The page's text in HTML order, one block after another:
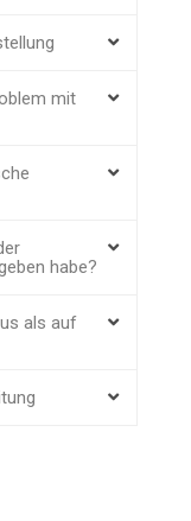
mit
habe?
als auf